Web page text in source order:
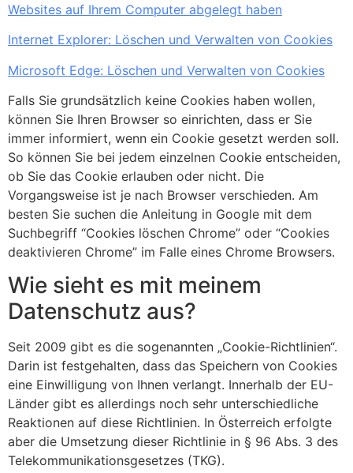
Websites auf Ihrem Computer abgelegt haben
Internet Explorer: Löschen und Verwalten von Cookies
Microsoft Edge: Löschen und Verwalten von Cookies
Falls Sie grundsätzlich keine Cookies haben wollen,
können Sie Ihren Browser so einrichten, dass er Sie
immer informiert, wenn ein Cookie gesetzt werden soll.
So können Sie bei jedem einzelnen Cookie entscheiden,
ob Sie das Cookie erlauben oder nicht. Die
Vorgangsweise ist je nach Browser verschieden. Am
besten Sie suchen die Anleitung in Google mit dem
Suchbegriff “Cookies löschen Chrome” oder “Cookies
deaktivieren Chrome” im Falle eines Chrome Browsers.
Wie sieht es mit meinem
Datenschutz aus?
Seit 2009 gibt es die sogenannten „Cookie-Richtlinien“.
Darin ist festgehalten, dass das Speichern von Cookies
eine Einwilligung von Ihnen verlangt. Innerhalb der EU-
Länder gibt es allerdings noch sehr unterschiedliche
Reaktionen auf diese Richtlinien. In Österreich erfolgte
aber die Umsetzung dieser Richtlinie in § 96 Abs. 3 des
Telekommunikationsgesetzes (TKG).